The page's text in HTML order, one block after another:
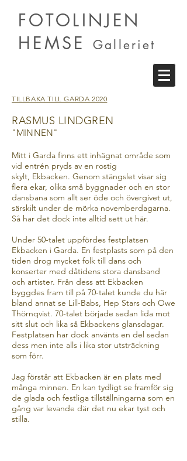
FOTOLINJEN
HEMSEGalleriet
TILLBAKA TILL GARDA 2020
RASMUS LINDGREN
"MINNEN"
Mitt i Garda finns ett inhägnat område som
vid entrén pryds av en rostig
skylt, Ekbacken. Genom stängslet visar sig
flera ekar, olika små byggnader och en stor
dansbana som allt ser öde och övergivet ut,
särskilt under de mörka novemberdagarna.
Så har det dock inte alltid sett ut här.
Under 50-talet uppfördes festplatsen
Ekbacken i Garda. En festplasts som på den
tiden drog mycket folk till dans och
konserter med dåtidens stora dansband
och artister. Från dess att Ekbacken
byggdes fram till på 70-talet kunde du här
bland annat se Lill-Babs, Hep Stars och Owe
Thörnqvist. 70-talet började sedan lida mot
sitt slut och lika så Ekbackens glansdagar.
Festplatsen har dock använts en del sedan
dess men inte alls i lika stor utsträckning
som förr.
Jag förstår att Ekbacken är en plats med
många minnen. En kan tydligt se framför sig
de glada och festliga tillställningarna som en
gång var levande där det nu ekar tyst och
stilla.